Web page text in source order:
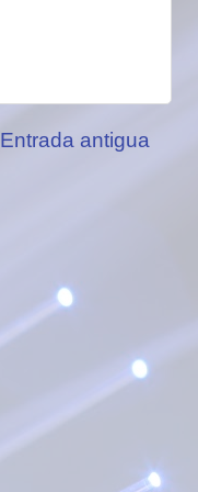
Entrada antigua